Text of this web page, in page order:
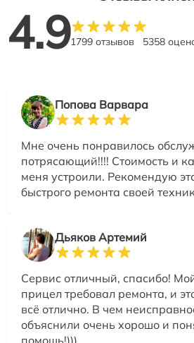
4.91799 отзывов 5358
Попова Варвара
Мне очень понравилось
потрясающий!!!! Стоимость и
меня устроили. Рекомендую
быстрого ремонта своей
Дьяков Артемий
Сервис отличный, спасибо!
прицел требовал ремонта, и
всё отлично. В чем
объяснили очень хорошо и
помощь!)))